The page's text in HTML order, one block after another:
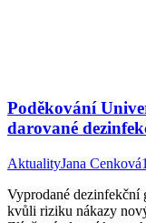
Poděkování
darované
AktualityJana Cenková
Vyprodané dezinfekční
kvůli riziku nákazy